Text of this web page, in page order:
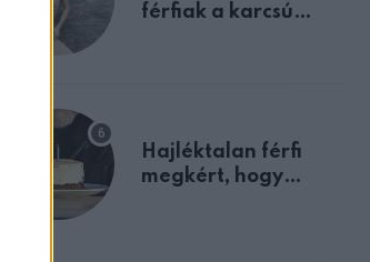
férfiak a karcsú
Hajléktalan férfi
megkért, hogy